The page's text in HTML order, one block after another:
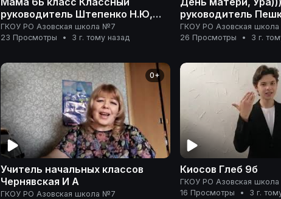
руководитель Штепенко Н.Ю,
Воспитатель Красильникова Е.К
Азовская школа №7
ГКОУ РО Азовская школа №7
23 Просмотры
• 3 г. тому назад
руководитель
Воспитатель
ГКОУ РО Азовская
26 Просмотры
• 3 г.
0+
Учитель начальных классов
Чернявская И А
ГКОУ РО Азовская школа №7
Киосов Глеб 9б
ГКОУ РО Азовская
16 Просмотры
• 3 г.